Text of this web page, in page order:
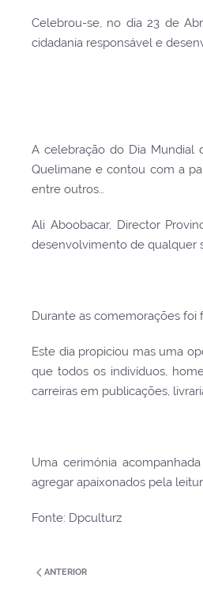
Celebrou-se, no dia 23 de
cidadania responsável e
A celebração do Dia Mundial
Quelimane e contou com a
entre outros…
Ali Aboobacar, Director
desenvolvimento de qualquer
Durante as comemorações foi
Este dia propiciou mas uma
que todos os indivíduos,
carreiras em publicações,
Uma cerimónia
agregar apaixonados pela
Fonte: Dpculturz
ANTERIOR